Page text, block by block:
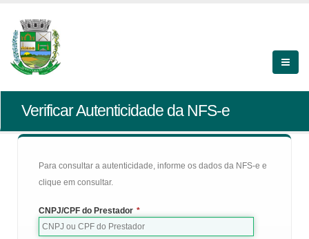
Verificar Autenticidade da NFS-e
Para consultar a autenticidade, informe os dados da NFS-e e
clique em consultar.
CNPJ/CPF do Prestador *